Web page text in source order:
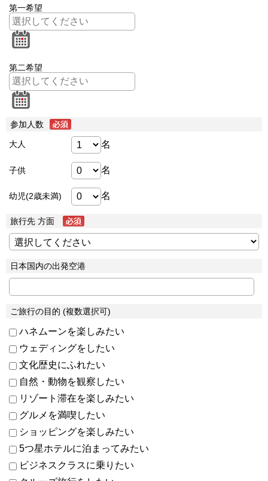
第一希望
第二希望
参加人数
大人 名
子供 名
幼児(2歳未満) 名
旅行先 方面
日本国内の出発空港
ご旅行の目的 (複数選択可)
ハネムーンを楽しみたい
ウェディングをしたい
文化歴史にふれたい
自然・動物を観察したい
リゾート滞在を楽しみたい
グルメを満喫したい
ショッピングを楽しみたい
5つ星ホテルに泊まってみたい
ビジネスクラスに乗りたい